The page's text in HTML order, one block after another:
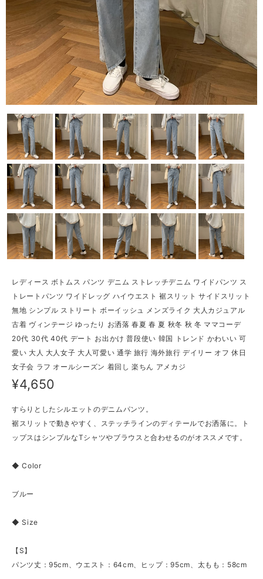
レディース ボトムス パンツ デニム ストレッチデニム ワイドパンツ ス
トレートパンツ ワイドレッグ ハイウエスト 裾スリット サイドスリット
無地 シンプル ストリート ボーイッシュ メンズライク 大人カジュアル
古着 ヴィンテージ ゆったり お洒落 春夏 春 夏 秋冬 秋 冬 ママコーデ
20代 30代 40代 デート お出かけ 普段使い 韓国 トレンド かわいい 可
愛い 大人 大人女子 大人可愛い 通学 旅行 海外旅行 デイリー オフ 休日
女子会 ラフ オールシーズン 着回し 楽ちん アメカジ
¥4,650
すらりとしたシルエットのデニムパンツ。
裾スリットで動きやすく、ステッチラインのディテールでお洒落に。ト
ップスはシンプルなTシャツやブラウスと合わせるのがオススメです。
◆ Color
ブルー
◆ Size
【S】
パンツ丈：95cm、ウエスト：64cm、ヒップ：95cm、太もも：58cm